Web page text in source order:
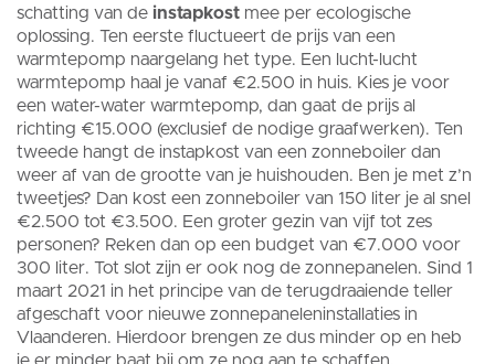
schatting van de instapkost mee per ecologische
oplossing. Ten eerste fluctueert de prijs van een
warmtepomp naargelang het type. Een lucht-lucht
warmtepomp haal je vanaf €2.500 in huis. Kies je voor
een water-water warmtepomp, dan gaat de prijs al
richting €15.000 (exclusief de nodige graafwerken). Ten
tweede hangt de instapkost van een zonneboiler dan
weer af van de grootte van je huishouden. Ben je met z’n
tweetjes? Dan kost een zonneboiler van 150 liter je al snel
€2.500 tot €3.500. Een groter gezin van vijf tot zes
personen? Reken dan op een budget van €7.000 voor
300 liter. Tot slot zijn er ook nog de zonnepanelen. Sind 1
maart 2021 in het principe van de terugdraaiende teller
afgeschaft voor nieuwe zonnepaneleninstallaties in
Vlaanderen. Hierdoor brengen ze dus minder op en heb